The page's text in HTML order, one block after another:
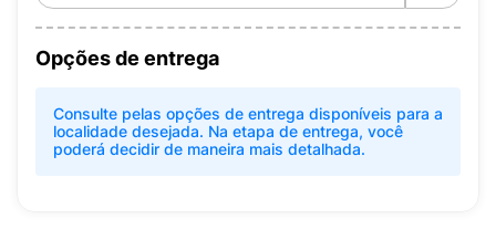
Opções de entrega
Consulte pelas opções de entrega disponíveis para a
localidade desejada. Na etapa de entrega, você
poderá decidir de maneira mais detalhada.